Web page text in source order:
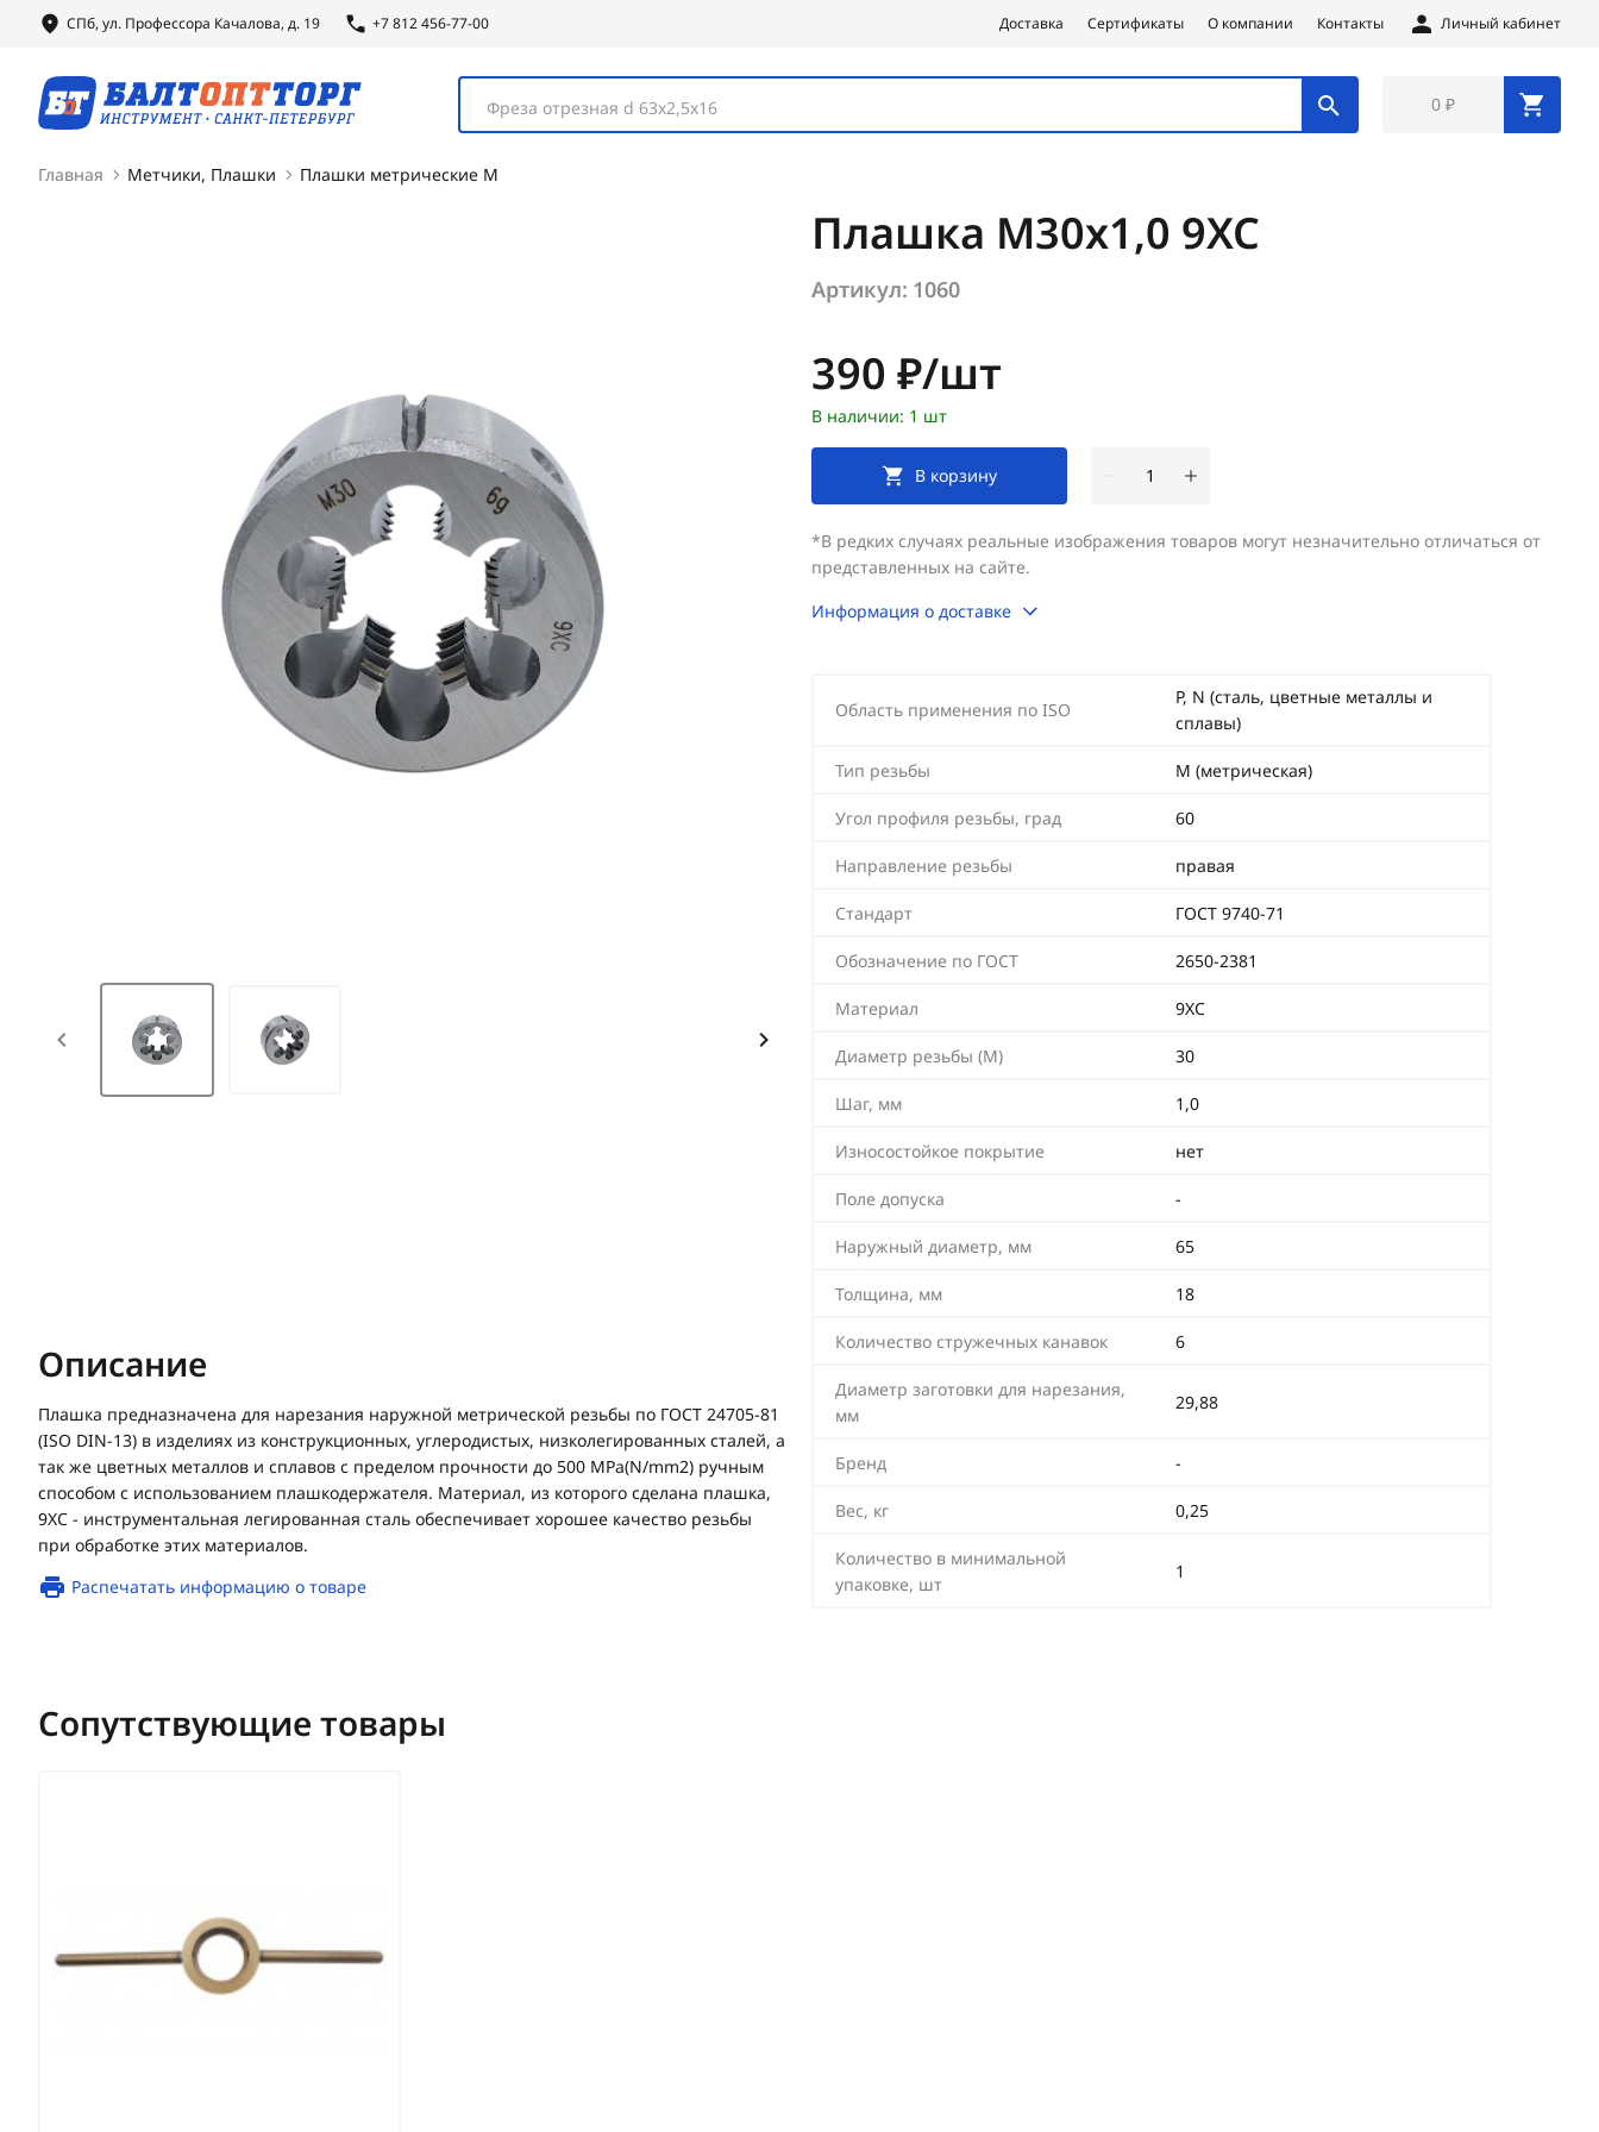
СПб, ул. Профессора Качалова, д. 19 +7 812 456-77-00 Доставка Сертификаты О компании Контакты Личный кабинет
Фреза отрезная d 63х2,5х16 0 ₽
Главная Метчики, Плашки Плашки метрические М
Плашка М30х1,0 9ХС
Артикул: 1060
Цена:
390 ₽/шт
В наличии: 1 шт
В корзину
*В редких случаях реальные изображения товаров могут незначительно отличаться от
представленных на сайте.
Информация о доставке
Область применения по ISO
P, N (сталь, цветные металлы и
сплавы)
Тип резьбы М (метрическая)
Угол профиля резьбы, град 60
Направление резьбы правая
Стандарт ГОСТ 9740-71
Обозначение по ГОСТ 2650-2381
Материал 9ХС
Диаметр резьбы (М) 30
Шаг, мм 1,0
Износостойкое покрытие нет
Поле допуска -
Наружный диаметр, мм 65
Толщина, мм 18
Количество стружечных канавок 6
Диаметр заготовки для нарезания,
мм
29,88
Бренд -
Вес, кг 0,25
Количество в минимальной
упаковке, шт
1
Описание
Плашка предназначена для нарезания наружной метрической резьбы по ГОСТ 24705-81
(ISO DIN-13) в изделиях из конструкционных, углеродистых, низколегированных сталей, а
так же цветных металлов и сплавов с пределом прочности до 500 MPa(N/mm2) ручным
способом с использованием плашкодержателя. Материал, из которого сделана плашка,
9ХС - инструментальная легированная сталь обеспечивает хорошее качество резьбы
при обработке этих материалов.
Распечатать информацию о товаре
Сопутствующие товары